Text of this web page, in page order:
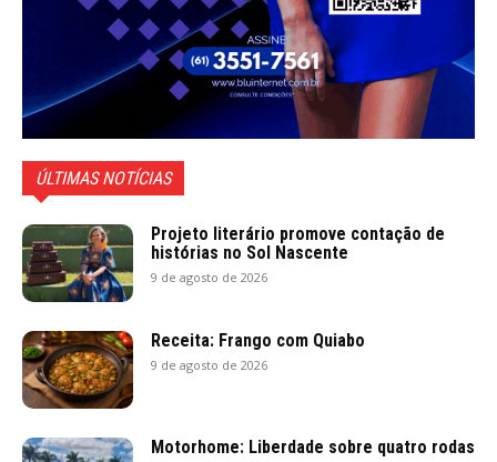
ÚLTIMAS NOTÍCIAS
Projeto literário promove contação de
histórias no Sol Nascente
9 de agosto de 2026
Receita: Frango com Quiabo
9 de agosto de 2026
Motorhome: Liberdade sobre quatro rodas